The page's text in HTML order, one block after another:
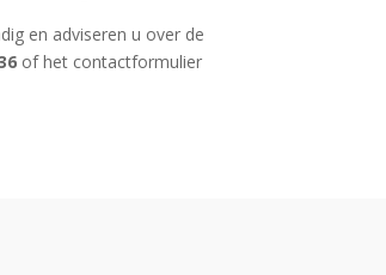
en adviseren u over de
of het contactformulier